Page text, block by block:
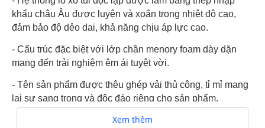
khẩu châu Âu được luyện và xoắn trong nhiệt độ cao,
đảm bảo độ dẻo dai, khả năng chịu áp lực cao.
- Cấu trúc đặc biệt với lớp chần menory foam dày dặn
mang đến trải nghiệm êm ái tuyệt vời.
- Tên sản phẩm được thêu ghép vải thủ công, tỉ mỉ mang
lại sự sang trọng và độc đáo riêng cho sản phẩm.
Xem thêm